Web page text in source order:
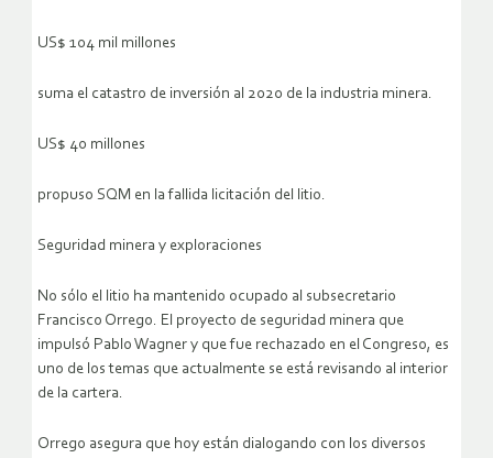
US$ 104 mil millones
suma el catastro de inversión al 2020 de la industria minera.
US$ 40 millones
propuso SQM en la fallida licitación del litio.
Seguridad minera y exploraciones
No sólo el litio ha mantenido ocupado al subsecretario
Francisco Orrego. El proyecto de seguridad minera que
impulsó Pablo Wagner y que fue rechazado en el Congreso, es
uno de los temas que actualmente se está revisando al interior
de la cartera.
Orrego asegura que hoy están dialogando con los diversos